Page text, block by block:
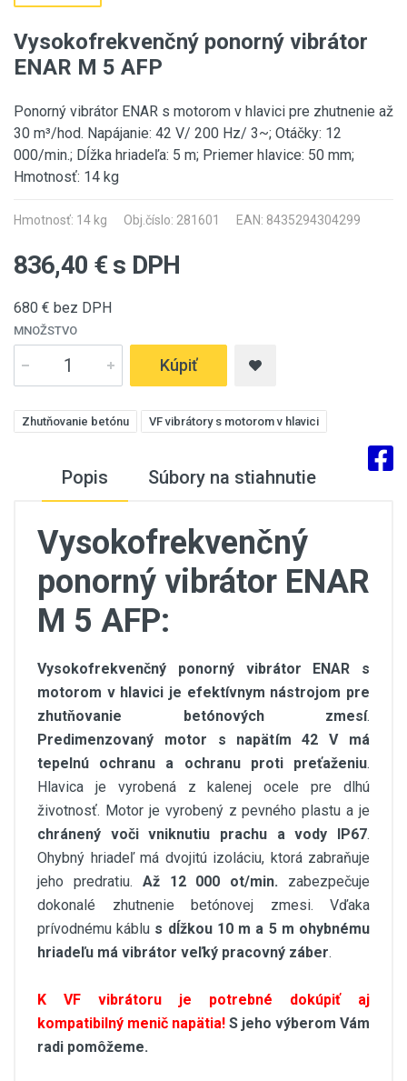
Vysokofrekvenčný ponorný vibrátor
ENAR M 5 AFP
Ponorný vibrátor ENAR s motorom v hlavici pre zhutnenie až
30 m³/hod. Napájanie: 42 V/ 200 Hz/ 3~; Otáčky: 12
000/min.; Dĺžka hriadeľa: 5 m; Priemer hlavice: 50 mm;
Hmotnosť: 14 kg
Hmotnosť: 14 kg Obj.číslo: 281601 EAN: 8435294304299
836,40 € s DPH
680 € bez DPH
MNOŽSTVO
Kúpiť
Zhutňovanie betónu VF vibrátory s motorom v hlavici
Popis Súbory na stiahnutie
Vysokofrekvenčný
ponorný vibrátor ENAR
M 5 AFP:
Vysokofrekvenčný ponorný vibrátor ENAR s
motorom v hlavici je efektívnym nástrojom pre
zhutňovanie betónových zmesí.
Predimenzovaný motor s napätím 42 V má
tepelnú ochranu a ochranu proti preťaženiu.
Hlavica je vyrobená z kalenej ocele pre dlhú
životnosť. Motor je vyrobený z pevného plastu a je
chránený voči vniknutiu prachu a vody IP67.
Ohybný hriadeľ má dvojitú izoláciu, ktorá zabraňuje
jeho predratiu. Až 12 000 ot/min. zabezpečuje
dokonalé zhutnenie betónovej zmesi. Vďaka
prívodnému káblu s dĺžkou 10 m a 5 m ohybnému
hriadeľu má vibrátor veľký pracovný záber.
K VF vibrátoru je potrebné dokúpiť aj
kompatibilný menič napätia! S jeho výberom Vám
radi pomôžeme.